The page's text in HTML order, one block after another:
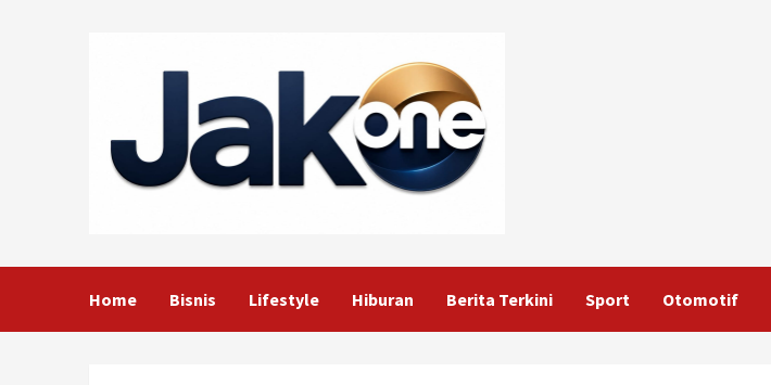
Home Bisnis Lifestyle Hiburan Berita Terkini Sport Otomotif